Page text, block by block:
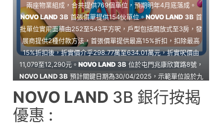
兩座物業組成，合共提供769個單位，預期明年4月底落成。
NOVO LAND 3B 首張價單提供154伙單位。NOVO LAND 3B 首
批單位實用面積由252至543平方呎，戶型包括開放式至3房，發
展商提供2種付款方法，首張價單提供最高15%折扣，扣除最高
15%折扣後，折實價介乎298.77萬至634.01萬元，折實呎價由
11,079至12,290元。 NOVO LAND 3B 位於屯門兆康欣寶路8號，
NOVO LAND 3B 預計關鍵日期為30/04/2025，示範單位設於九
龍站環球貿易廣場（ICC）。
NOVO LAND 3B 銀行按揭
優惠 :